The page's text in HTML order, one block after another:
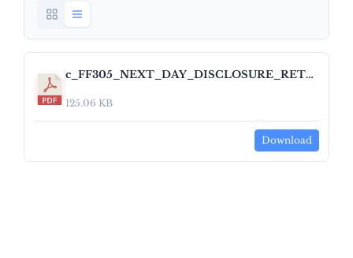
c_FF305_NEXT_DAY_DISCLOSURE_RETURN_EQUITY_V1_3_0 KNT Holdings Limited.pdf
125.06 KB
Download